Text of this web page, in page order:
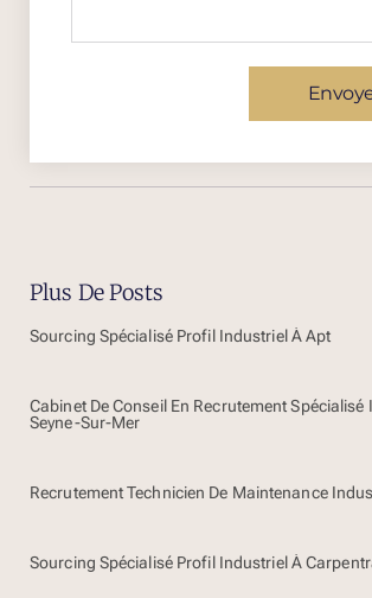
Plus De Posts
Sourcing Spécialisé Profil Industriel À Apt
Cabinet De Conseil En Recrutement
Seyne-Sur-Mer
Recrutement Technicien De Maintenance
Sourcing Spécialisé Profil Industriel À